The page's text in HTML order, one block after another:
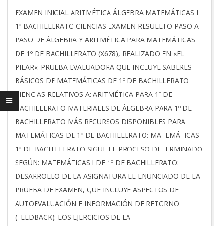
2024-
10-
03
EXAMEN INICIAL ARITMÉTICA ÁLGEBRA MATEMÁTICAS I
1º BACHILLERATO CIENCIAS EXAMEN RESUELTO PASO A
PASO DE ÁLGEBRA Y ARITMÉTICA PARA MATEMÁTICAS
DE 1º DE BACHILLERATO (X678), REALIZADO EN «EL
PILAR»: PRUEBA EVALUADORA QUE INCLUYE SABERES
BÁSICOS DE MATEMÁTICAS DE 1º DE BACHILLERATO
CIENCIAS RELATIVOS A: ARITMÉTICA PARA 1º DE
BACHILLERATO MATERIALES DE ÁLGEBRA PARA 1º DE
BACHILLERATO MÁS RECURSOS DISPONIBLES PARA
MATEMÁTICAS DE 1º DE BACHILLERATO: MATEMÁTICAS
1º DE BACHILLERATO SIGUE EL PROCESO DETERMINADO
SEGÚN: MATEMÁTICAS I DE 1º DE BACHILLERATO:
DESARROLLO DE LA ASIGNATURA EL ENUNCIADO DE LA
PRUEBA DE EXAMEN, QUE INCLUYE ASPECTOS DE
AUTOEVALUACIÓN E INFORMACIÓN DE RETORNO
(FEEDBACK): LOS EJERCICIOS DE LA